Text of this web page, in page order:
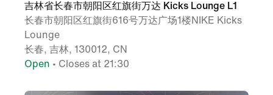
吉林省长春市朝阳区红旗街万达 Kicks Lounge L1
长春市朝阳区红旗街616号万达广场1楼NIKE Kicks
Lounge
长春, 吉林, 130012, CN
Open • Closes at 21:30